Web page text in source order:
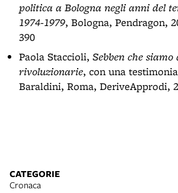
politica a Bologna negli anni del
1974-1979, Bologna, Pendragon,
390
Paola Staccioli, Sebben che
rivoluzionarie, con una
Baraldini, Roma, DeriveApprodi,
CATEGORIE
Cronaca